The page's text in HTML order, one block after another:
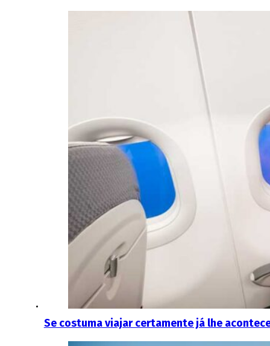
Se costuma viajar certamente já lhe